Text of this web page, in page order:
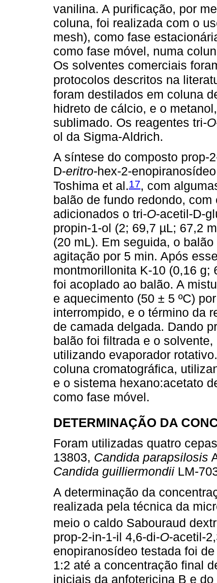
vanilina. A purificação, por
coluna, foi realizada com o
mesh), como fase
como fase móvel, numa
Os solventes comerciais
protocolos descritos na
foram destilados em coluna
hidreto de cálcio, e o
sublimado. Os reagentes tri-O
ol da Sigma-Aldrich.
A síntese do composto prop-
D-eritro-hex-2-
Toshima et al.17, com
balão de fundo redondo,
adicionados o tri-O-acetil-D-
propin-1-ol (2; 69,7 µL; 67,2
(20 mL). Em seguida, o
agitação por 5 min. Após
montmorillonita K-10 (0,16 g;
foi acoplado ao balão. A
e aquecimento (50 ± 5 ºC)
interrompido, e o término da
de camada delgada. Dando
balão foi filtrada e o
utilizando evaporador
coluna cromatográfica,
e o sistema hexano:acetato
como fase móvel.
DETERMINAÇÃO DA
Foram utilizadas quatro
13803, Candida parapsilosis
Candida guilliermondii LM-
A determinação da
realizada pela técnica da
meio o caldo Sabouraud
prop-2-in-1-il 4,6-di-O-acetil-
enopiranosídeo testada foi
1:2 até a concentração final
iniciais da anfotericina B e